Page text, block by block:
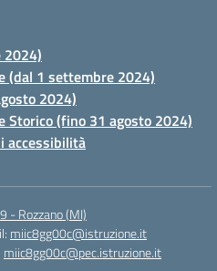
2024)
(dal 1 settembre 2024)
2024)
Storico (fino 31 agosto 2024)
accessibilità
- Rozzano (MI)
miic8gg00c@istruzione.it
miic8gg00c@pec.istruzione.it